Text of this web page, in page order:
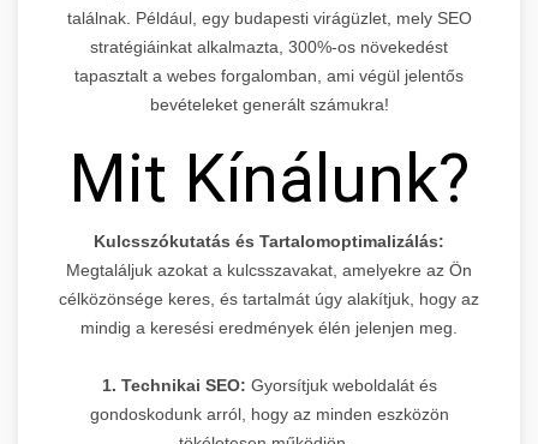
találnak. Például, egy budapesti virágüzlet, mely SEO
stratégiáinkat alkalmazta, 300%-os növekedést
tapasztalt a webes forgalomban, ami végül jelentős
bevételeket generált számukra!
Mit Kínálunk?
Kulcsszókutatás és Tartalomoptimalizálás:
Megtaláljuk azokat a kulcsszavakat, amelyekre az Ön
célközönsége keres, és tartalmát úgy alakítjuk, hogy az
mindig a keresési eredmények élén jelenjen meg.
1. Technikai SEO: Gyorsítjuk weboldalát és
gondoskodunk arról, hogy az minden eszközön